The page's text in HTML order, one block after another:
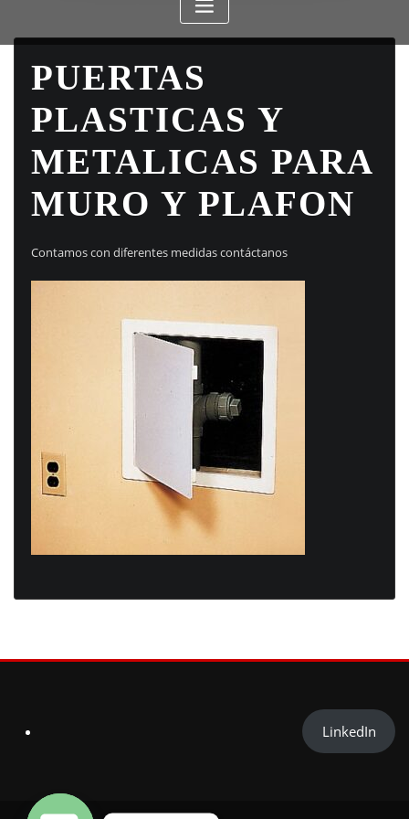
PUERTAS
PLASTICAS Y
METALICAS PARA
MURO Y PLAFON
Contamos con diferentes medidas contáctanos
LinkedIn